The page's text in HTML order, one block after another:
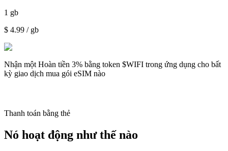
1 gb
$ 4.99 / gb
Nhận một Hoàn tiền 3% bằng token $WIFI trong ứng dụng cho bất
kỳ giao dịch mua gói eSIM nào
Thanh toán bằng thẻ
Nó hoạt động như thế nào